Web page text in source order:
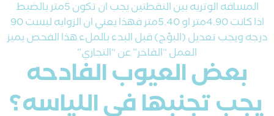
المسافه الوتريه بين النقطتين يجب ان تكون 5متر بالضبط
اذا كانت 4.90متر او 5.40متر فهذا يعني ان الزوايه ليست 90
درجه ويجب تعديل (البؤج) قبل البدء بالملء هذا الفحص يميز
العمل “الفاخر” عن “التجاري”
بعض العيوب الفادحه
يجب تجنبها في اللياسه؟